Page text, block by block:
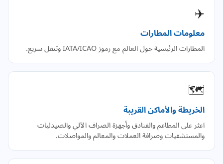
✈️
معلومات المطارات
المطارات الرئيسية حول العالم مع رموز IATA/ICAO وتنقل سريع.
🗺️
الخريطة والأماكن القريبة
اعثر على المطاعم والفنادق وأجهزة الصراف الآلي والصيدليات
والمستشفيات وصرافة العملات والمعالم والمواصلات.